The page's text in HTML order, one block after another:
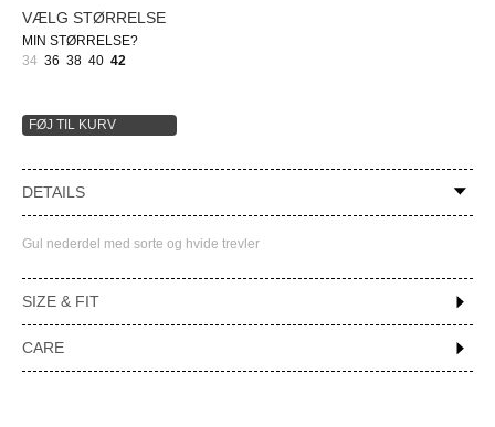
VÆLG STØRRELSE
MIN STØRRELSE?
34 36 38 40 42
FØJ TIL KURV
DETAILS
Gul nederdel med sorte og hvide trevler
SIZE & FIT
CARE